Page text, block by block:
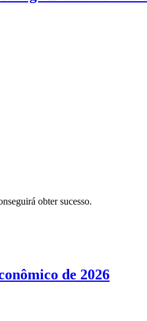
obter sucesso.
de 2026